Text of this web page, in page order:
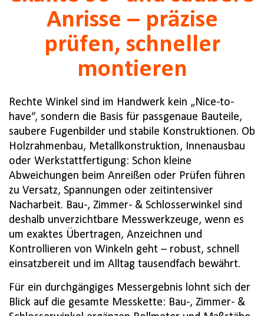
Anrisse – präzise
prüfen, schneller
montieren
Rechte Winkel sind im Handwerk kein „Nice-to-
have“, sondern die Basis für passgenaue Bauteile,
saubere Fugenbilder und stabile Konstruktionen. Ob
Holzrahmenbau, Metallkonstruktion, Innenausbau
oder Werkstattfertigung: Schon kleine
Abweichungen beim Anreißen oder Prüfen führen
zu Versatz, Spannungen oder zeitintensiver
Nacharbeit. Bau-, Zimmer- & Schlosserwinkel sind
deshalb unverzichtbare Messwerkzeuge, wenn es
um exaktes Übertragen, Anzeichnen und
Kontrollieren von Winkeln geht – robust, schnell
einsatzbereit und im Alltag tausendfach bewährt.
Für ein durchgängiges Messergebnis lohnt sich der
Blick auf die gesamte Messkette: Bau-, Zimmer- &